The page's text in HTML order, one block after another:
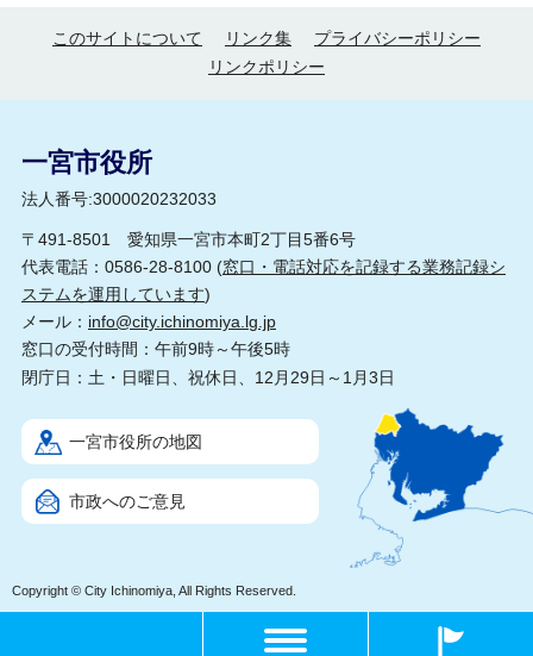
このサイトについて リンク集
プライバシーポリシー
リンクポリシー
一宮市役所
法人番号:3000020232033
〒491-8501 愛知県一宮市本町2丁目5番6号
代表電話：0586-28-8100 (窓口・電話対応を記録する業務記録シ
ステムを運用しています)
メール： info@city.ichinomiya.lg.jp
窓口の受付時間：午前9時～午後5時
閉庁日：土・日曜日、祝休日、12月29日～1月3日
一宮市役所の地図
市政へのご意見
Copyright © City Ichinomiya, All Rights Reserved.